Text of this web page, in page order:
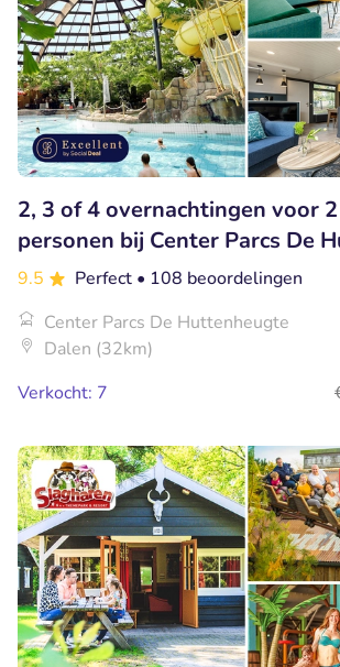
2, 3 of 4 overnachtingen voor
personen bij Center Parcs De
9.5 Perfect • 108 beoordelingen
Center Parcs De Huttenheugte
Dalen (32km)
Verkocht: 7